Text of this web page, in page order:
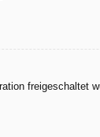
freigeschaltet